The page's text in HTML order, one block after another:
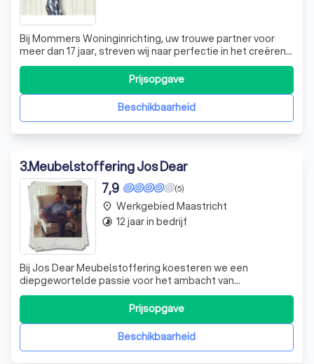
Bij Mommers Woninginrichting, uw trouwe partner voor
meer dan 17 jaar, streven wij naar perfectie in het creëren
van uw ideale thuisomgeving. Ons uitgebreide aanbod in
producten en diensten maakt het mogelijk om elke hoek
van uw woning met precisie en zorg in te richten. Of u nu
behoefte heeft aan hBeschikbaarheid
Prijsopgave
3.Meubelstoffering Jos Dear
(5)
7,9
Bij Jos Dear Meubelstoffering koesteren we een
diepgewortelde passie voor het ambacht van
meubelstoffering, een vakmanschap dat van generatie op
generatie is doorgegeven. Met bijna veertig jaar ervaring in
het vak, heb ik, geïnspireerd door mijn vader, deze kunst
geperfectioneerd en bied ik een bree
Beschikbaarheid
Prijsopgave
place Werkgebied Maastricht
timelapse 12 jaar in bedrijf